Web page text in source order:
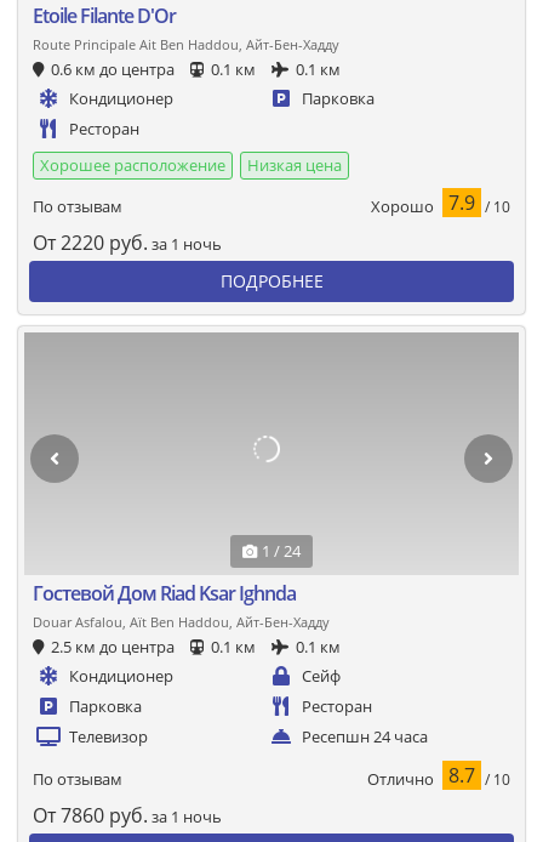
Etoile Filante D'Or
Route Principale Ait Ben Haddou, Айт-Бен-Хадду
0.6 км до центра 0.1 км
0.1 км
Кондиционер
Парковка
Ресторан
Хорошее расположение
Низкая цена
По отзывам
Хорошо 7.9 / 10
От2220 руб. за 1 ночь
ПОДРОБНЕЕ
1 / 24
Гостевой Дом Riad Ksar Ighnda
Douar Asfalou, Aït Ben Haddou, Айт-Бен-Хадду
2.5 км до центра 0.1 км
0.1 км
Кондиционер
Сейф
Парковка
Ресторан
Телевизор
Ресепшн 24 часа
По отзывам Отлично 8.7 / 10
От7860 руб. за 1 ночь